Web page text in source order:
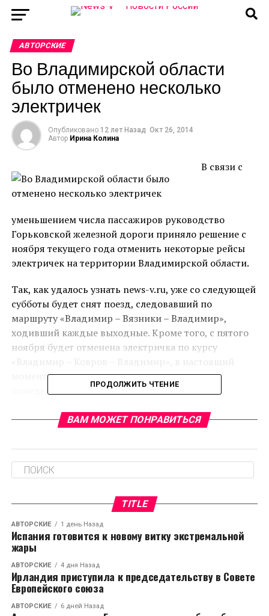
АВТОРСКИЕ
Во Владимирской области
было отменено несколько
электричек
Опубликовано 12 лет Назад Окт 26, 2014
Автор Ирина Колина
В связи с
уменьшением числа пассажиров руководство
Горьковской железной дороги приняло решение с
ноября текущего года отменить некоторые рейсы
электричек на территории Владимирской области.
Так, как удалось узнать news-v.ru, уже со следующей
субботы будет снят поезд, следовавший по
маршруту «Владимир – Вязники – Владимир»,
ходивший каждые выходные. Кроме того, с пятого
ноября будет отменена электричка по курсу
момент курсирующая каждую неделю с
понедельника по четверг.
RELATED TOPICS:
Мэром Паласова стал Капитолий Жжотов
НЕ ПРОПУСТИТЕ
ПРОДОЛЖИТЬ ЧТЕНИЕ
ВАМ МОЖЕТ ПОНРАВИТЬСЯ
TITLE
АВТОРСКИЕ 1 день Назад
Испания готовится к новому витку экстремальной
жары
АВТОРСКИЕ 4 дня Назад
Ирландия приступила к председательству в Совете
Европейского союза
АВТОРСКИЕ 6 дней Назад